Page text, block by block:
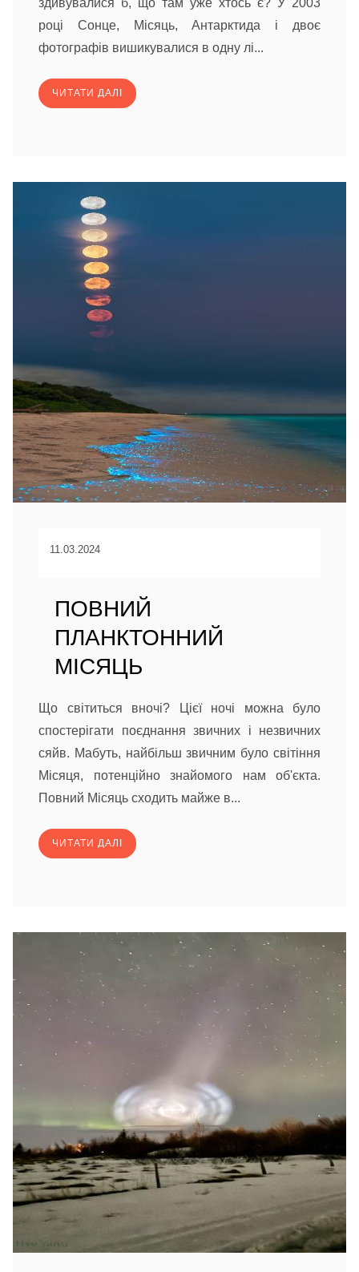
здивувалися б, що там уже хтось є? У 2003
році Сонце, Місяць, Антарктида і двоє
фотографів вишикувалися в одну лі...
ЧИТАТИ ДАЛІ
11.03.2024
ПОВНИЙ
ПЛАНКТОННИЙ
МІСЯЦЬ
Що світиться вночі? Цієї ночі можна було
спостерігати поєднання звичних і незвичних
сяйв. Мабуть, найбільш звичним було світіння
Місяця, потенційно знайомого нам об'єкта.
Повний Місяць сходить майже в...
ЧИТАТИ ДАЛІ